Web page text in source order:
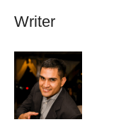
Writer